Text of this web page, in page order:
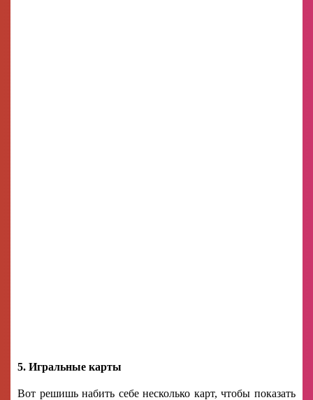
5. Игральные карты
Вот решишь набить себе несколько карт, чтобы показать